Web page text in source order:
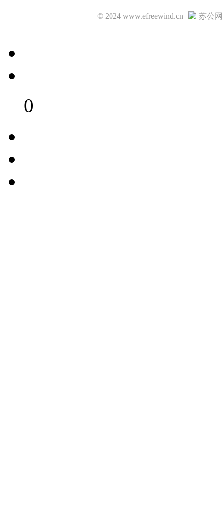
© 2024 www.efreewind.cn 苏公网
0